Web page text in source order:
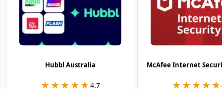
Hubbl Australia
★★★★★
★★★★★ 4.7
McAfee Internet
★★★★★
★★★★★